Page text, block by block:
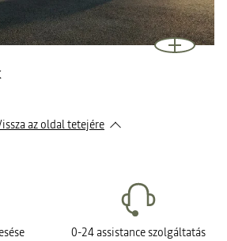
az oldal tetejére
0-24 assistance szolgáltatás